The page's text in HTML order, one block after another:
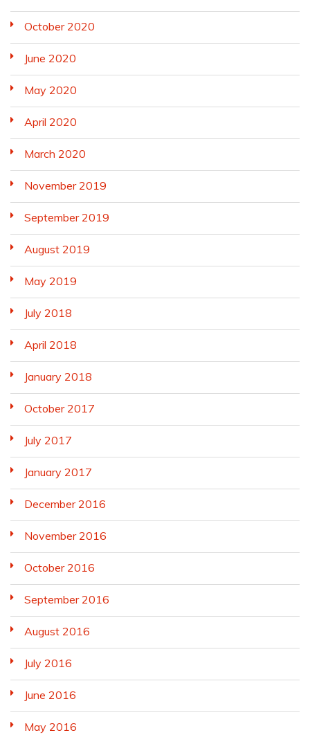
October 2020
June 2020
May 2020
April 2020
March 2020
November 2019
September 2019
August 2019
May 2019
July 2018
April 2018
January 2018
October 2017
July 2017
January 2017
December 2016
November 2016
October 2016
September 2016
August 2016
July 2016
June 2016
May 2016